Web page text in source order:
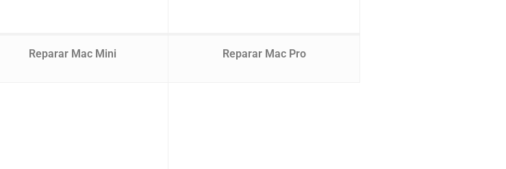
Reparar Mac Mini Reparar Mac Pro